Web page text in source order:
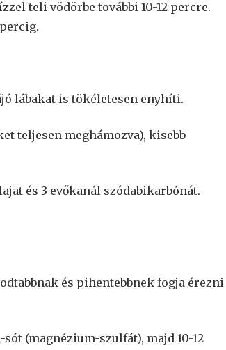
teli vödörbe további 10-12 percre.
lábakat is tökéletesen enyhíti.
teljesen meghámozva), kisebb
és 3 evőkanál szódabikarbónát.
és pihentebbnek fogja érezni
(magnézium-szulfát), majd 10-12